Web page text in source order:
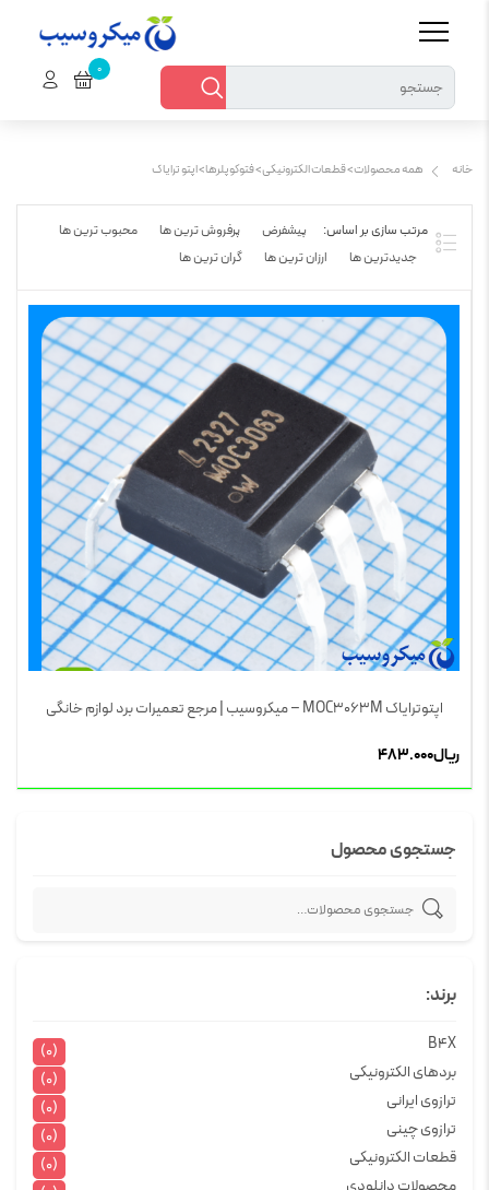
جستجوی محصول
برند:
B4X
(0)
بردهای الکترونیکی
(0)
ترازوی ایرانی
(0)
ترازوی چینی
(0)
قطعات الکترونیکی
(0)
خانه همه محصولات > قطعات الکترونیکی > فتوکوپلرها > اپتو ترایاک
پیشفرض پرفروش ترین ها
محبوب ترین ها
جدیدترین ها
ارزان ترین ها گران ترین ها
اپتوترایاک MOC3063M – میکروسیب | مرجع تعمیرات برد لوازم خانگی
ریال483.000